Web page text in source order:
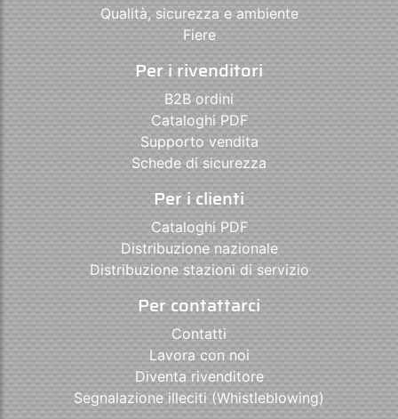
Qualità, sicurezza e ambiente
Fiere
Per i rivenditori
B2B ordini
Cataloghi PDF
Supporto vendita
Schede di sicurezza
Per i clienti
Cataloghi PDF
Distribuzione nazionale
Distribuzione stazioni di servizio
Per contattarci
Contatti
Lavora con noi
Diventa rivenditore
Segnalazione illeciti (Whistleblowing)